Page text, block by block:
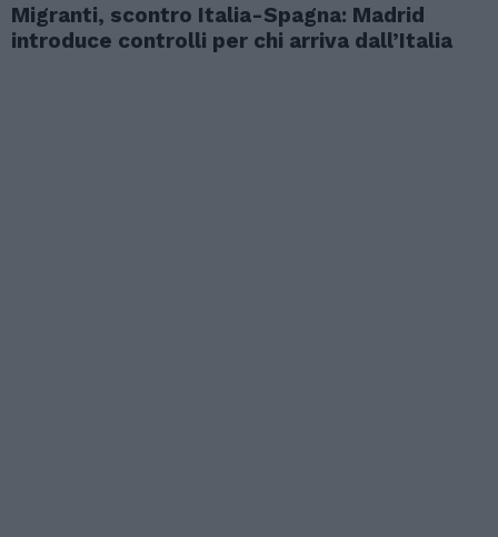
Migranti, scontro Italia-Spagna: Madrid
introduce controlli per chi arriva dall’Italia